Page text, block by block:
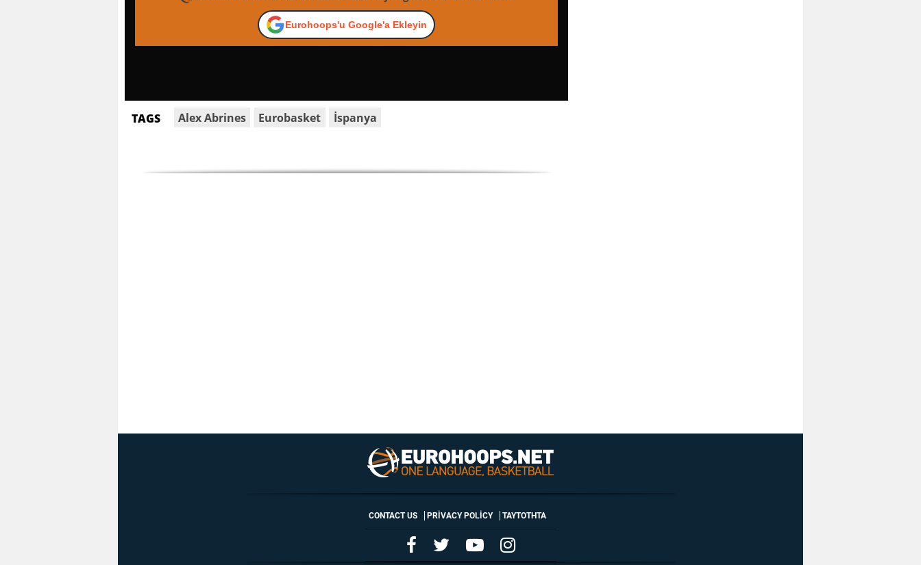
Eurohoops'u Google'a Ekleyin
TAGS Alex Abrines Eurobasket İspanya
CONTACT US PRIVACY POLICY ΤΑΥΤΟΤΗΤΑ